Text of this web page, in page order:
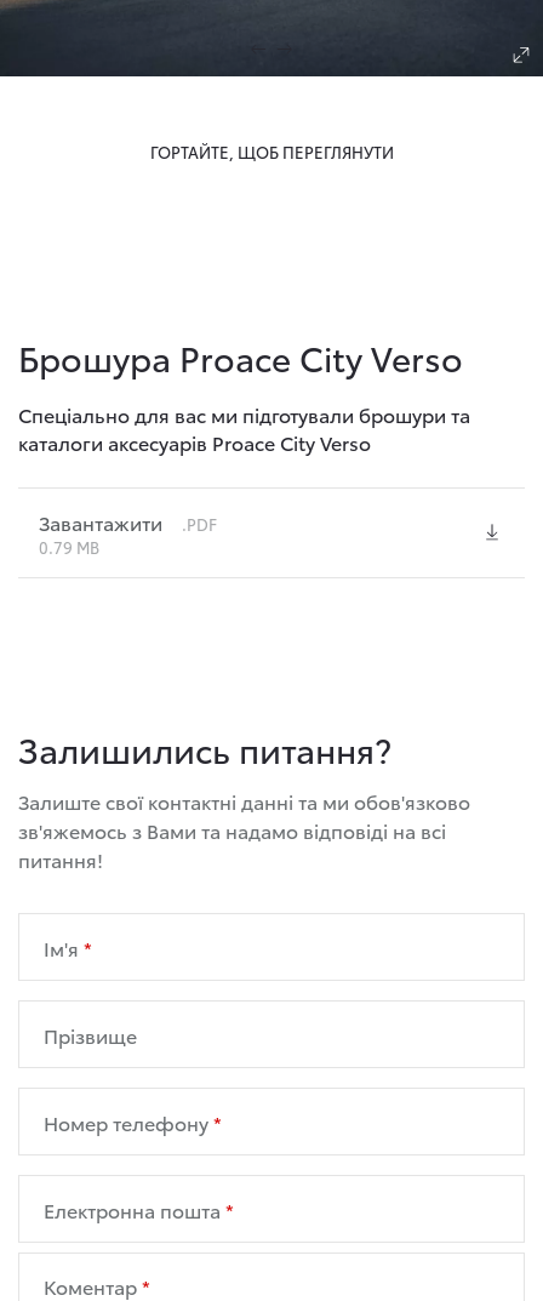
ГОРТАЙТЕ, ЩОБ ПЕРЕГЛЯНУТИ
Брошура Proace City Verso
Спеціально для вас ми підготували брошури та
каталоги аксесуарів Proace City Verso
Завантажити
.PDF
0.79 MB
Залишились питання?
Залиште свої контактні данні та ми обов'язково
зв'яжемось з Вами та надамо відповіді на всі
питання!
Ім'я
Прізвище
Номер телефону
Електронна пошта
Коментар